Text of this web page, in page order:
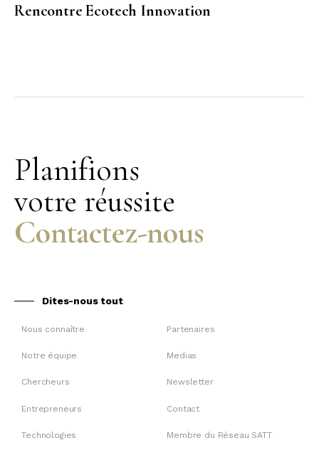
Rencontre Ecotech Innovation
Planifions
votre réussite
Contactez-nous
Dites-nous tout
Nous connaître
Notre équipe
Chercheurs
Entrepreneurs
Technologies
Partenaires
Medias
Newsletter
Contact
Membre du Réseau SATT